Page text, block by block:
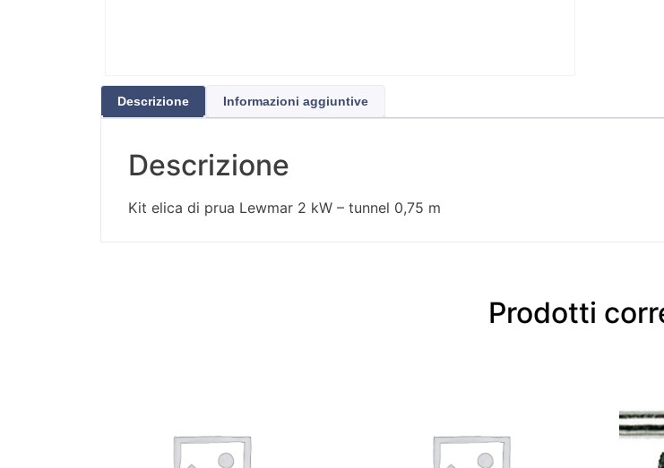
Descrizione Informazioni aggiuntive
Descrizione
Kit elica di prua Lewmar 2 kW – tunnel 0,75 m
Prodotti